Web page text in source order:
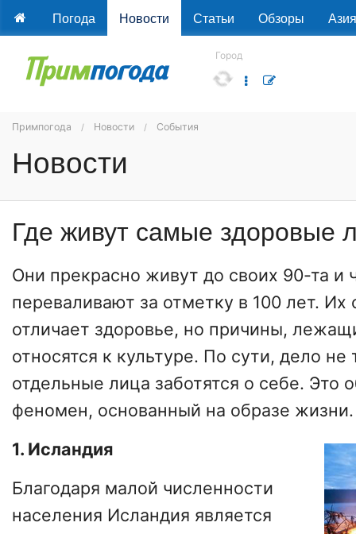
Погода Новости Статьи Обзоры Азия
Город
Примпогода Новости События
Новости
Где живут самые здоровые
Они прекрасно живут до своих 90-та и
переваливают за отметку в 100 лет. Их
отличает здоровье, но причины,
относятся к культуре. По сути, дело не
отдельные лица заботятся о себе. Это
феномен, основанный на образе жизни.
1. Исландия
Благодаря малой численности
населения Исландия является